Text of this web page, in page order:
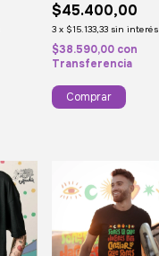
$45.400,00
3 x $15.133,33 sin interés
$38.590,00 con
Transferencia
Comprar